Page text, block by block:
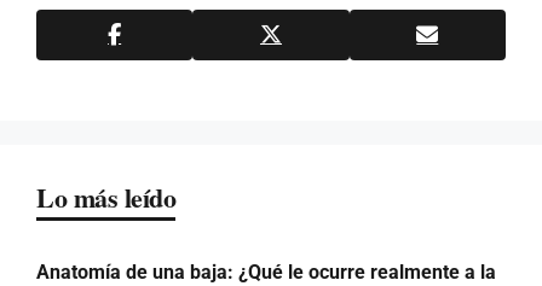
Lo más leído
Anatomía de una baja: ¿Qué le ocurre realmente a la